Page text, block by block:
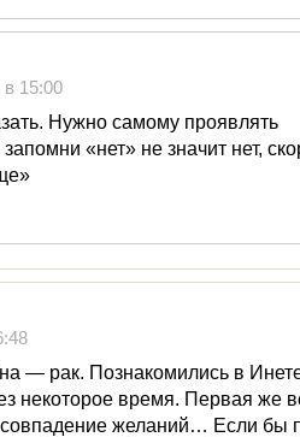
в 15:00
Нужно самому проявлять
«нет» не значит нет,
— рак. Познакомились в
некоторое время. Первая же
желаний… Если бы